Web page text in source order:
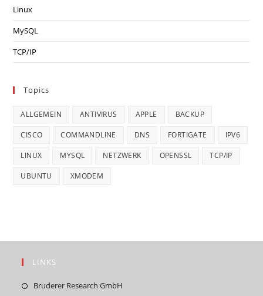
Linux
MySQL
TCP/IP
Topics
ALLGEMEIN ANTIVIRUS APPLE BACKUP
CISCO COMMANDLINE DNS FORTIGATE IPV6
LINUX MYSQL NETZWERK OPENSSL TCP/IP
UBUNTU XMODEM
LINKS
Bruderer Research GmbH